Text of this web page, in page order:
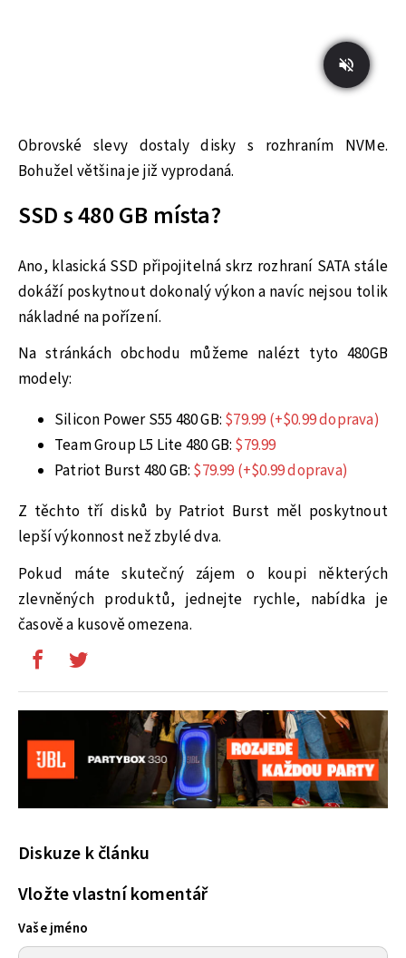
Obrovské slevy dostaly disky s rozhraním NVMe.
Bohužel většina je již vyprodaná.
SSD s 480 GB místa?
Ano, klasická SSD připojitelná skrz rozhraní SATA stále
dokáží poskytnout dokonalý výkon a navíc nejsou tolik
nákladné na pořízení.
Na stránkách obchodu můžeme nalézt tyto 480GB
modely:
Silicon Power S55 480 GB: $79.99 (+$0.99 doprava)
Team Group L5 Lite 480 GB: $79.99
Patriot Burst 480 GB: $79.99 (+$0.99 doprava)
Z těchto tří disků by Patriot Burst měl poskytnout
lepší výkonnost než zbylé dva.
Pokud máte skutečný zájem o koupi některých
zlevněných produktů, jednejte rychle, nabídka je
časově a kusově omezena.
Diskuze k článku
Vložte vlastní komentář
Vaše jméno